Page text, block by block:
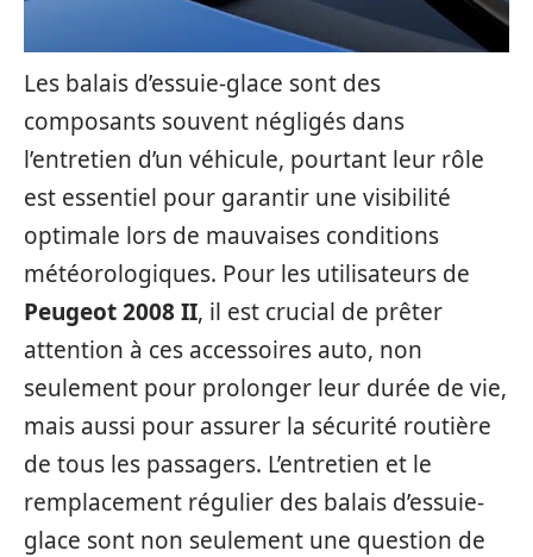
Les balais d’essuie-glace sont des
composants souvent négligés dans
l’entretien d’un véhicule, pourtant leur rôle
est essentiel pour garantir une visibilité
optimale lors de mauvaises conditions
météorologiques. Pour les utilisateurs de
Peugeot 2008 II, il est crucial de prêter
attention à ces accessoires auto, non
seulement pour prolonger leur durée de vie,
mais aussi pour assurer la sécurité routière
de tous les passagers. L’entretien et le
remplacement régulier des balais d’essuie-
glace sont non seulement une question de